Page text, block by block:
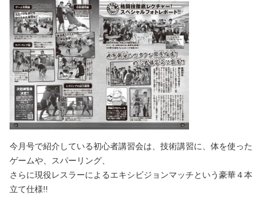
今月号で紹介している初心者講習会は、技術講習に、体を使った
ゲームや、スパーリング、
さらに現役レスラーによるエキシビジョンマッチという豪華４本
立て仕様!!